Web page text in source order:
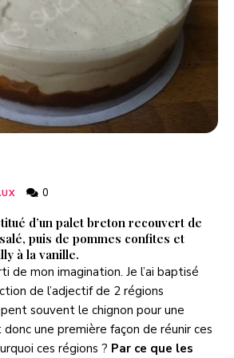
0
d’un palet breton recouvert de
puis de pommes confites et
à la vanille.
de mon imagination. Je l’ai baptisé
de l’adjectif de 2 régions
souvent le chignon pour une
donc une première façon de réunir ces
ces régions ? Par ce que les